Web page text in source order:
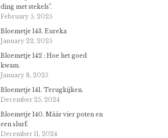
ding met stekels”.
February 5, 2025
Bloemetje 143. Eureka
January 22, 2025
Bloemetje 142 : Hoe het goed
kwam.
January 8, 2025
Bloemetje 141. Terugkijken.
December 25, 2024
Bloemetje 140. Máár vier poten en
een slurf.
December 11, 2024